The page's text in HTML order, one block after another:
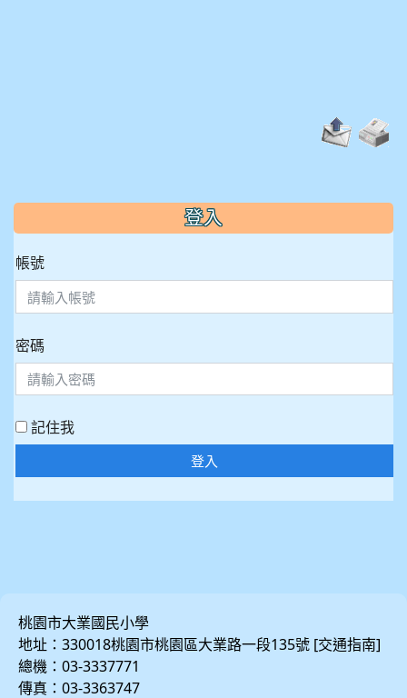
::: 登入
帳號
密碼
記住我
登入
桃園市大業國民小學
地址：330018桃園市桃園區大業路一段135號 [交通指南]
總機：03-3337771
傳真：03-3363747